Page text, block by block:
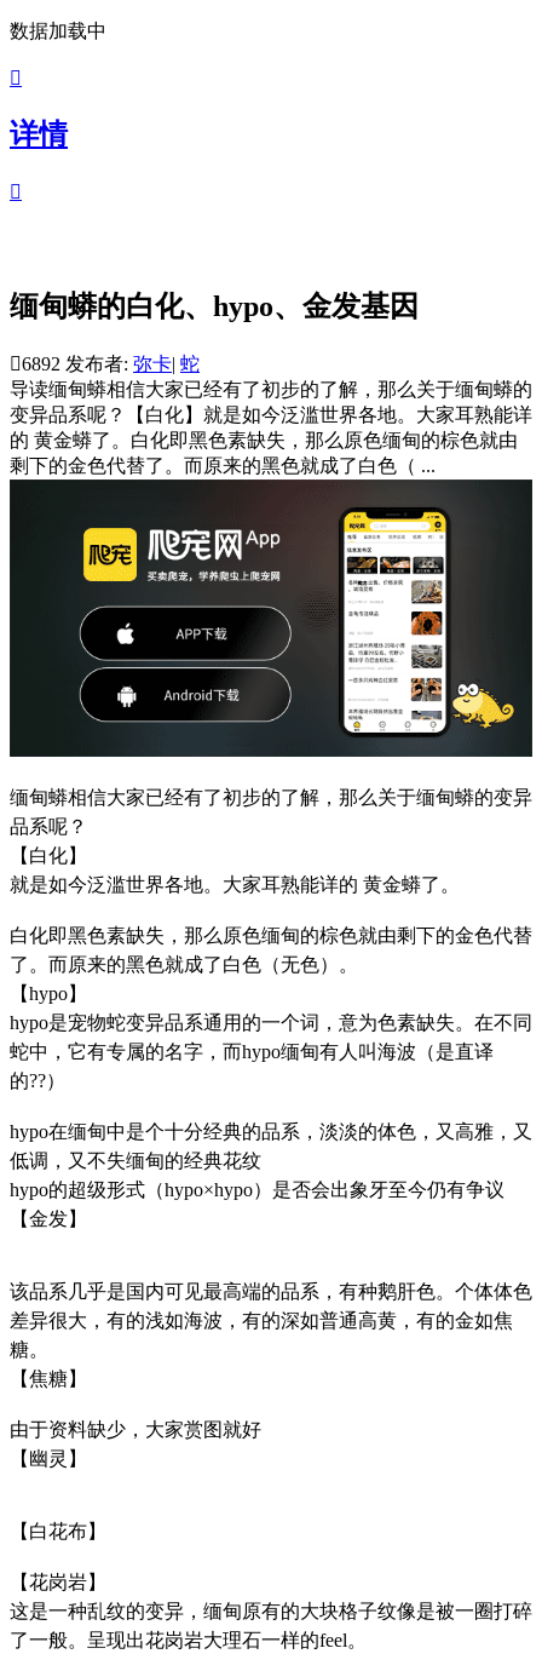
数据加载中

详情

缅甸蟒的白化、hypo、金发基因
6892 发布者: 弥卡| 蛇
导读缅甸蟒相信大家已经有了初步的了解，那么关于缅甸蟒的
变异品系呢？【白化】就是如今泛滥世界各地。大家耳熟能详
的 黄金蟒了。白化即黑色素缺失，那么原色缅甸的棕色就由
剩下的金色代替了。而原来的黑色就成了白色（ ...
缅甸蟒相信大家已经有了初步的了解，那么关于缅甸蟒的变异
品系呢？
【白化】
就是如今泛滥世界各地。大家耳熟能详的 黄金蟒了。
白化即黑色素缺失，那么原色缅甸的棕色就由剩下的金色代替
了。而原来的黑色就成了白色（无色）。
【hypo】
hypo是宠物蛇变异品系通用的一个词，意为色素缺失。在不同
蛇中，它有专属的名字，而hypo缅甸有人叫海波（是直译
的??）
hypo在缅甸中是个十分经典的品系，淡淡的体色，又高雅，又
低调，又不失缅甸的经典花纹
hypo的超级形式（hypo×hypo）是否会出象牙至今仍有争议
【金发】
该品系几乎是国内可见最高端的品系，有种鹅肝色。个体体色
差异很大，有的浅如海波，有的深如普通高黄，有的金如焦
糖。
【焦糖】
由于资料缺少，大家赏图就好
【幽灵】
【白花布】
【花岗岩】
这是一种乱纹的变异，缅甸原有的大块格子纹像是被一圈打碎
了一般。呈现出花岗岩大理石一样的feel。